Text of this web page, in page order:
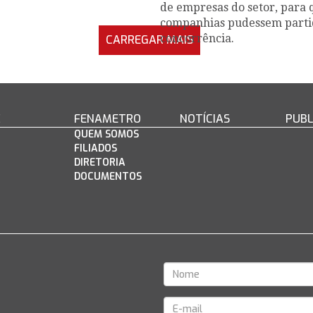
de empresas do setor, para
companhias pudessem
concorrência.
CARREGAR MAIS
FENAMETRO NOTÍCIAS
QUEM SOMOS
FILIADOS
DIRETORIA
DOCUMENTOS